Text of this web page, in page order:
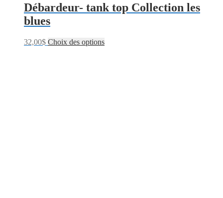
Débardeur- tank top Collection les
blues
32,00$ Choix des options